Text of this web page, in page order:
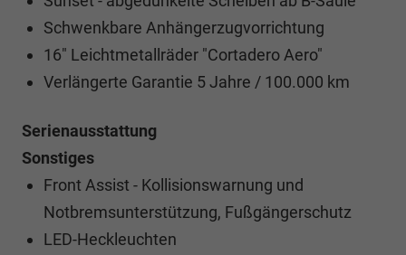
Schwenkbare Anhängerzugvorrichtung
16" Leichtmetallräder "Cortadero Aero"
Verlängerte Garantie 5 Jahre / 100.000 km
Serienausstattung
Sonstiges
Front Assist - Kollisionswarnung und
Notbremsunterstützung, Fußgängerschutz
LED-Heckleuchten